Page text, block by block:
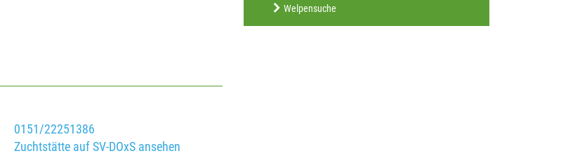
0151/22251386
Zuchtstätte auf SV-DOxS ansehen
Welpensuche